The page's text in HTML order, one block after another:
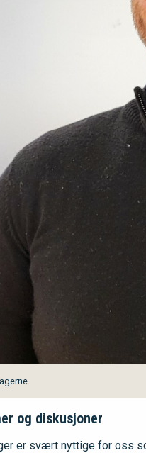
og diskusjoner
er svært nyttige for oss